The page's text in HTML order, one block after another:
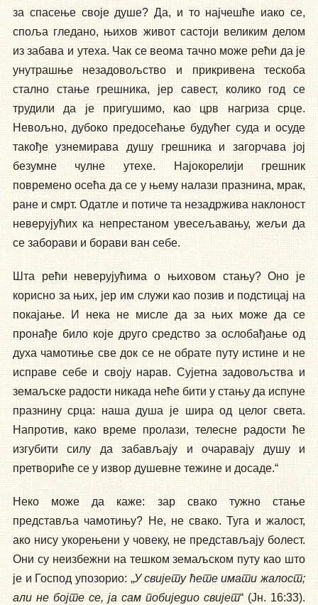
за спасење своје душе? Да, и то најчешће иако се,
споља гледано, њихов живот састоји великим делом
из забава и утеха. Чак се веома тачно може рећи да је
унутрашње незадовољство и прикривена тескоба
стално стање грешника, јер савест, колико год се
трудили да је пригушимо, као црв нагриза срце.
Невољно, дубоко предосећање будућег суда и осуде
такође узнемирава душу грешника и загорчава јој
безумне чулне утехе. Најокорелији грешник
повремено осећа да се у њему налази празнина, мрак,
ране и смрт. Одатле и потиче та незадржива наклоност
неверујућих ка непрестаном увесељавању, жељи да
се заборави и борави ван себе.
Шта рећи неверујућима о њиховом стању? Оно је
корисно за њих, јер им служи као позив и подстицај на
покајање. И нека не мисле да за њих може да се
пронађе било које друго средство за ослобађање од
духа чамотиње све док се не обрате путу истине и не
исправе себе и своју нарав. Сујетна задовољства и
земаљске радости никада неће бити у стању да испуне
празнину срца: наша душа је шира од целог света.
Напротив, како време пролази, телесне радости ће
изгубити силу да забављају и очаравају душу и
претвориће се у извор душевне тежине и досаде.“
Неко може да каже: зар свако тужно стање
представља чамотињу? Не, не свако. Туга и жалост,
ако нису укорењени у човеку, не представљају болест.
Они су неизбежни на тешком земаљском путу као што
је и Господ упозорио: „У свијету ћете имати жалост;
али не бојте се, ја сам побиједио свијет“ (Јн. 16:33).